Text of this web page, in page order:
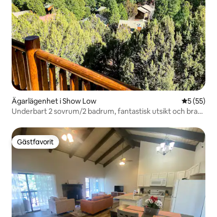
Ägarlägenhet i Show Low 5 av 5 i
5 (55)
Underbart 2 sovrum/2 badrum, fantastisk utsikt och bra
Gästfavorit
Gästfavorit